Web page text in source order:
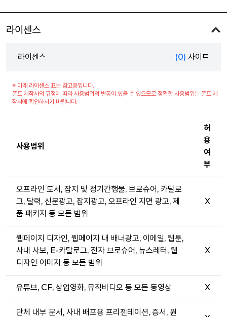
라이센스
라이센스 (0) 사이트
※ 아래 라이센스 표는 참고용입니다.
폰트 제작사의 규정에 따라 사용범위의 변동이 있을 수 있으므로 정확한 사용범위는 폰트 제
작사에 확인하시기 바랍니다.
사용범위
허
용
여
부
오프라인 도서, 잡지 및 정기간행물, 브로슈어, 카달로
그, 달력, 신문광고, 잡지광고, 오프라인 지면 광고, 제
품 패키지 등 모든 범위
X
웹페이지 디자인, 웹페이지 내 배너광고, 이메일, 웹툰,
사내 사보, E-카탈로그, 전자 브로슈어, 뉴스레터, 웹
디자인 이미지 등 모든 범위
X
유튜브, CF, 상업영화, 뮤직비디오 등 모든 동영상 X
단체 내부 문서, 사내 배포용 프리젠테이션, 증서, 원